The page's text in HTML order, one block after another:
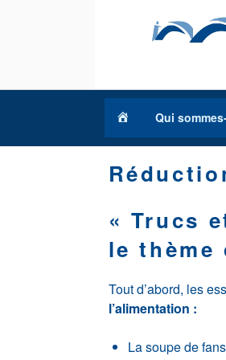
c
c
u
e
l
Qui
« Trucs
le thème
Tout d’abord, les
l’alimentation :
La soupe de